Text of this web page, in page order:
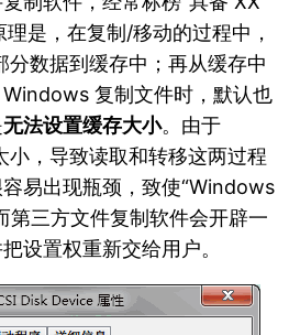
是，在复制/移动的过程中，
数据到缓存中；再从缓存中
复制文件时，默认也
无法设置缓存大小。由于
，导致读取和转移这两过程
易出现瓶颈，致使“Windows
第三方文件复制软件会开辟一
把设置权重新交给用户。